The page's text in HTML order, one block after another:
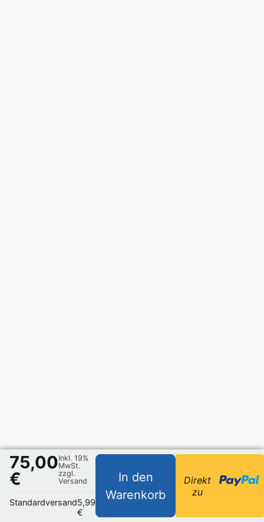
75,00
€
Inkl. 19%
MwSt.
zzgl.
Versand
Standardversand5,99
€
In den
Warenkorb
Direkt
zu